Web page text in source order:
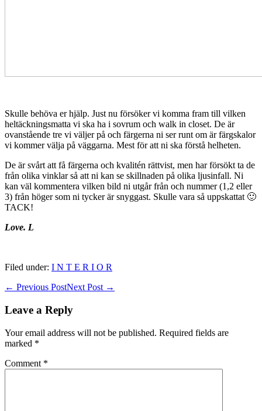
Skulle behöva er hjälp. Just nu försöker vi komma fram till vilken
heltäckningsmatta vi ska ha i sovrum och walk in closet. De är
ovanstående tre vi väljer på och färgerna ni ser runt om är färgskalor
vi kommer välja på väggarna. Mest för att ni ska förstå helheten.
De är svårt att få färgerna och kvalitén rättvist, men har försökt ta de
från olika vinklar så att ni kan se skillnaden på olika ljusinfall. Ni
kan väl kommentera vilken bild ni utgår från och nummer (1,2 eller
3) från höger som ni tycker är snyggast. Skulle vara så uppskattat 🙂
TACK!
Love. L
Filed under: I N T E R I O R
Post
← Previous PostNext Post →
Leave a Reply
Your email address will not be published. Required fields are
marked *
Comment *